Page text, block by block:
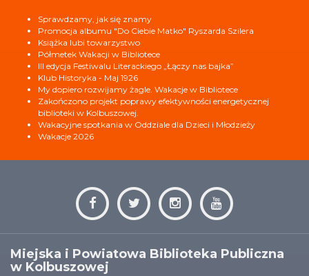
Sprawdzamy, jak się znamy
Promocja albumu "Do Ciebie Matko" Ryszarda Szilera
Książka lubi towarzystwo
Półmetek Wakacji w Bibliotece
III edycja Festiwalu Literackiego „Łączy nas bajka”
Klub Historyka - Maj 1926
My dopiero rozwijamy żagle. Wakacje w Bibliotece
Zakończono projekt poprawy efektywności energetycznej
biblioteki w Kolbuszowej.
Wakacyjne spotkania w Oddziale dla Dzieci i Młodzieży
Wakacje 2026
Miejska i Powiatowa Biblioteka Publiczna
w Kolbuszowej